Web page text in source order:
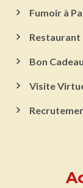
Fumoir à
Restaurant
Bon Cadeau
Visite